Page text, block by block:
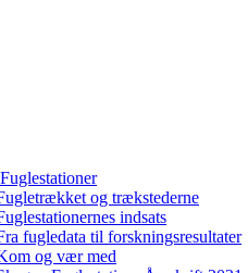
Fuglestationer
og trækstederne
indsats
fugledata til forskningsresultater
og vær med